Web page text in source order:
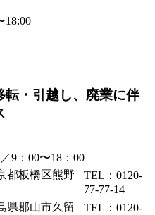
18:00
転・引越し、廃業に伴
9：00〜18：00
都板橋区熊野
TEL：0120-
77-77-14
県郡山市久留
TEL：0120-